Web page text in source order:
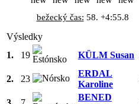
bežecký čas: 58. +4:55.8
Výsledky
1.
19 KÜLM Susan
2. 23
ERDAL
Karoline
BENED